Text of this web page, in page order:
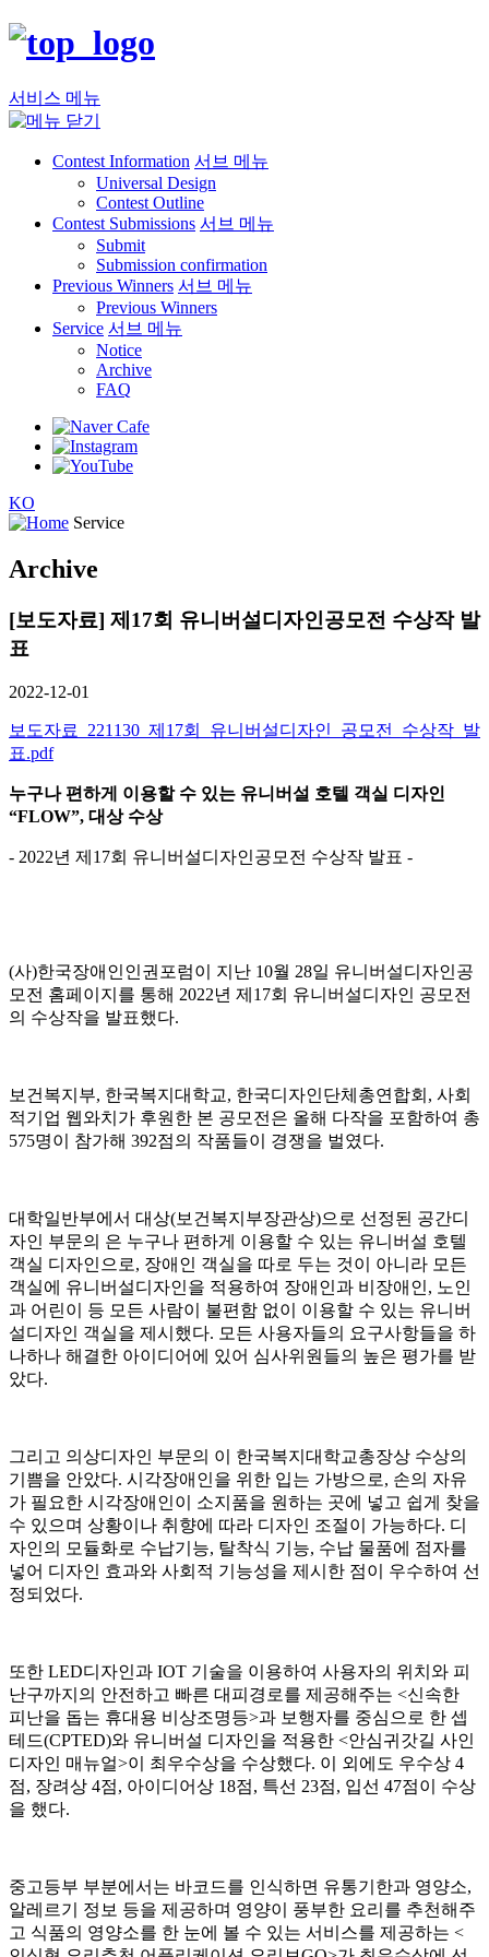
서비스 메뉴
Contest Information 서브 메뉴
Universal Design
Contest Outline
Contest Submissions 서브 메뉴
Submit
Submission confirmation
Previous Winners 서브 메뉴
Previous Winners
Service 서브 메뉴
Notice
Archive
FAQ
KO
Service
Archive
[보도자료] 제17회 유니버설디자인공모전 수상작 발
표
2022-12-01
보도자료_221130_제17회_유니버설디자인_공모전_수상작_발
표.pdf
누구나 편하게 이용할 수 있는 유니버설 호텔 객실 디자인
“FLOW”, 대상 수상
- 2022년 제17회 유니버설디자인공모전 수상작 발표 -
(사)한국장애인인권포럼이 지난 10월 28일 유니버설디자인공
모전 홈페이지를 통해 2022년 제17회 유니버설디자인 공모전
의 수상작을 발표했다.
보건복지부, 한국복지대학교, 한국디자인단체총연합회, 사회
적기업 웹와치가 후원한 본 공모전은 올해 다작을 포함하여 총
575명이 참가해 392점의 작품들이 경쟁을 벌였다.
대학일반부에서 대상(보건복지부장관상)으로 선정된 공간디
자인 부문의 은 누구나 편하게 이용할 수 있는 유니버설 호텔
객실 디자인으로, 장애인 객실을 따로 두는 것이 아니라 모든
객실에 유니버설디자인을 적용하여 장애인과 비장애인, 노인
과 어린이 등 모든 사람이 불편함 없이 이용할 수 있는 유니버
설디자인 객실을 제시했다. 모든 사용자들의 요구사항들을 하
나하나 해결한 아이디어에 있어 심사위원들의 높은 평가를 받
았다.
그리고 의상디자인 부문의 이 한국복지대학교총장상 수상의
기쁨을 안았다. 시각장애인을 위한 입는 가방으로, 손의 자유
가 필요한 시각장애인이 소지품을 원하는 곳에 넣고 쉽게 찾을
수 있으며 상황이나 취향에 따라 디자인 조절이 가능하다. 디
자인의 모듈화로 수납기능, 탈착식 기능, 수납 물품에 점자를
넣어 디자인 효과와 사회적 기능성을 제시한 점이 우수하여 선
정되었다.
또한 LED디자인과 IOT 기술을 이용하여 사용자의 위치와 피
난구까지의 안전하고 빠른 대피경로를 제공해주는 <신속한
피난을 돕는 휴대용 비상조명등>과 보행자를 중심으로 한 셉
테드(CPTED)와 유니버설 디자인을 적용한 <안심귀갓길 사인
디자인 매뉴얼>이 최우수상을 수상했다. 이 외에도 우수상 4
점, 장려상 4점, 아이디어상 18점, 특선 23점, 입선 47점이 수상
을 했다.
중고등부 부분에서는 바코드를 인식하면 유통기한과 영양소,
알레르기 정보 등을 제공하며 영양이 풍부한 요리를 추천해주
고 식품의 영양소를 한 눈에 볼 수 있는 서비스를 제공하는 <